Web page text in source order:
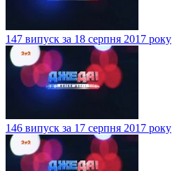
147 випуск за 18 серпня 2017 року
146 випуск за 17 серпня 2017 року